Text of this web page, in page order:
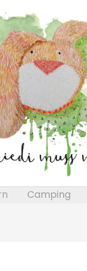
Camping